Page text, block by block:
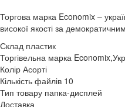
Торгова марка Economix –
високої якості за
Склад пластик
Торгівельна марка
Колір Асорті
Кількість файлів 10
Тип товару папка-дисплей
Доставка